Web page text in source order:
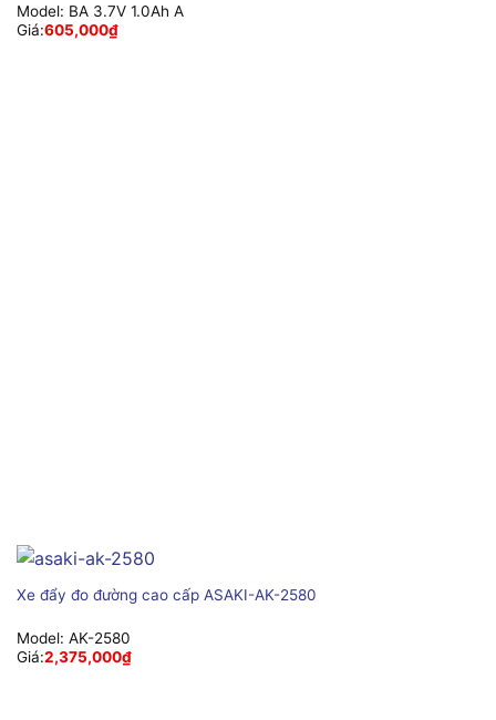
Model: BA 3.7V 1.0Ah A
Giá:605,000₫
Xe đẩy đo đường cao cấp ASAKI-AK-2580
Model: AK-2580
Giá:2,375,000₫